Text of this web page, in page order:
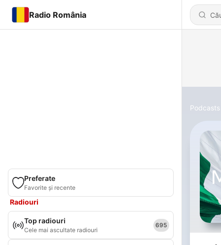
Radio România
Preferate
Favorite și recente
Radiouri
Top radiouri
Cele mai ascultate radiouri
695
Podcasts